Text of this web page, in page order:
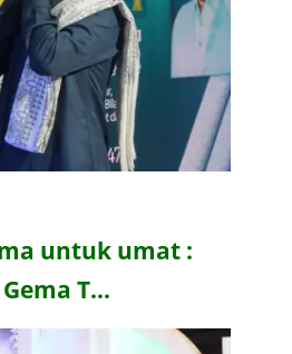
untuk umat :
T…